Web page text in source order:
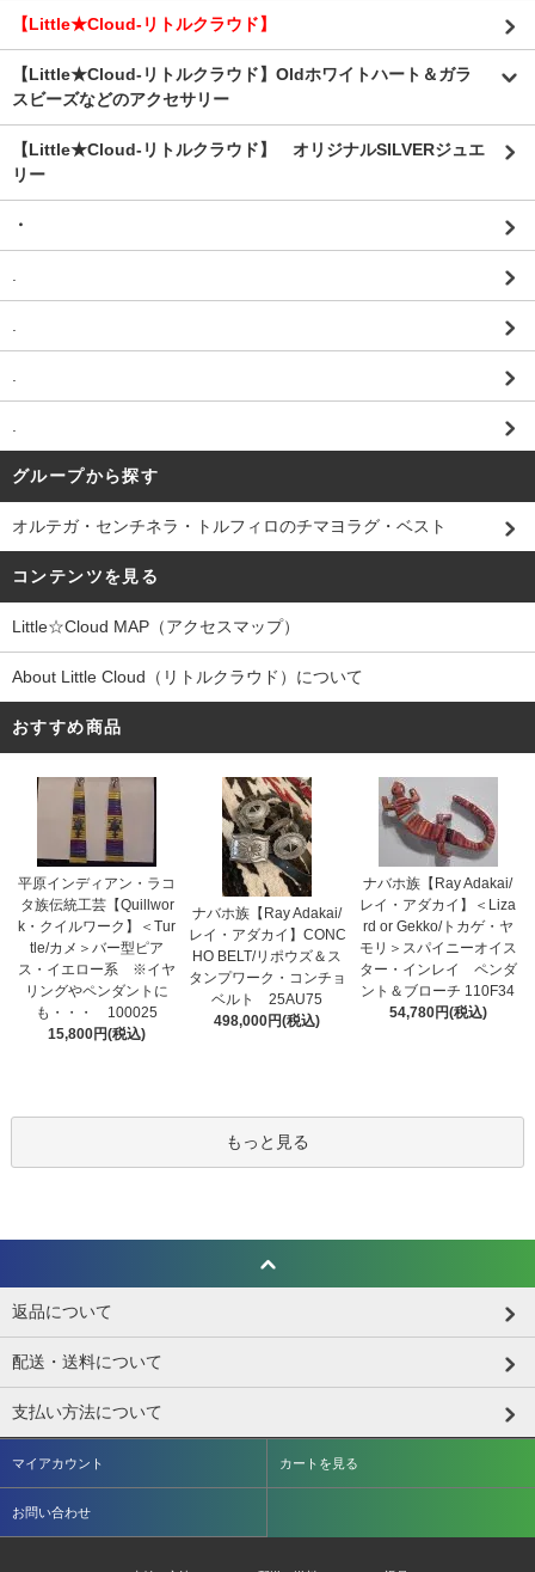
【Little★Cloud-リトルクラウド】
【Little★Cloud-リトルクラウド】Oldホワイトハート＆ガラ
スビーズなどのアクセサリー
【Little★Cloud-リトルクラウド】 オリジナルSILVERジュエ
リー
・
グループから探す
オルテガ・センチネラ・トルフィロのチマヨラグ・ベスト
コンテンツを見る
Little☆Cloud MAP（アクセスマップ）
About Little Cloud（リトルクラウド）について
おすすめ商品
平原インディアン・ラコ
タ族伝統工芸【Quillwor
k・クイルワーク】＜Tur
tle/カメ＞バー型ピア
ス・イエロー系 ※イヤ
リングやペンダントに
も・・・ 100025
15,800円(税込)
ナバホ族【Ray Adakai/
レイ・アダカイ】CONC
HO BELT/リポウズ＆ス
タンプワーク・コンチョ
ベルト 25AU75
498,000円(税込)
ナバホ族【Ray Adakai/
レイ・アダカイ】＜Liza
rd or Gekko/トカゲ・ヤ
モリ＞スパイニーオイス
ター・インレイ ペンダ
ント＆ブローチ 110F34
54,780円(税込)
もっと見る
返品について
配送・送料について
支払い方法について
マイアカウント カートを見る
お問い合わせ